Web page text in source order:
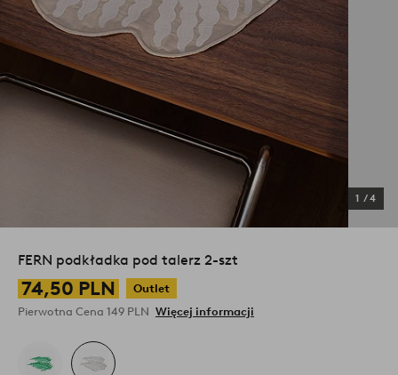
1 /4
FERN podkładka pod talerz 2-szt
74,50 PLN
Outlet
Pierwotna Cena 149 PLN Więcej informacji